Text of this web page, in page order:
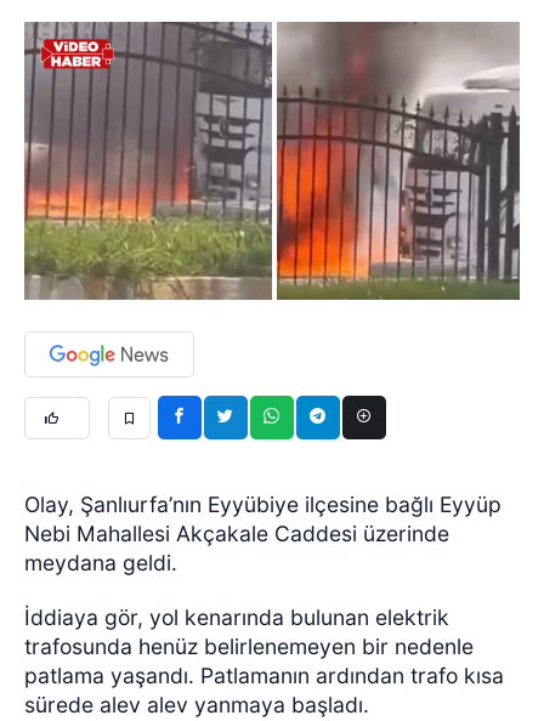
Olay, Şanlıurfa’nın Eyyübiye ilçesine bağlı Eyyüp
Nebi Mahallesi Akçakale Caddesi üzerinde
meydana geldi.
İddiaya gör, yol kenarında bulunan elektrik
trafosunda henüz belirlenemeyen bir nedenle
patlama yaşandı. Patlamanın ardından trafo kısa
sürede alev alev yanmaya başladı.